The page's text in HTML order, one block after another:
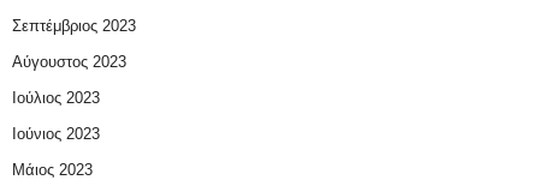
Σεπτέμβριος 2023
Αύγουστος 2023
Ιούλιος 2023
Ιούνιος 2023
Μάιος 2023